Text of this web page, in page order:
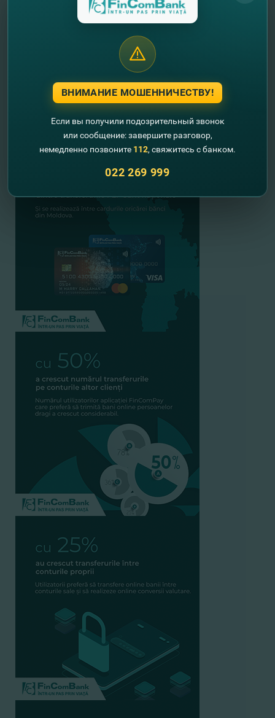
ВНИМАНИЕ МОШЕННИЧЕСТВУ!
Если вы получили подозрительный звонок
или сообщение: завершите разговор,
немедленно позвоните 112, свяжитесь с банком.
022 269 999